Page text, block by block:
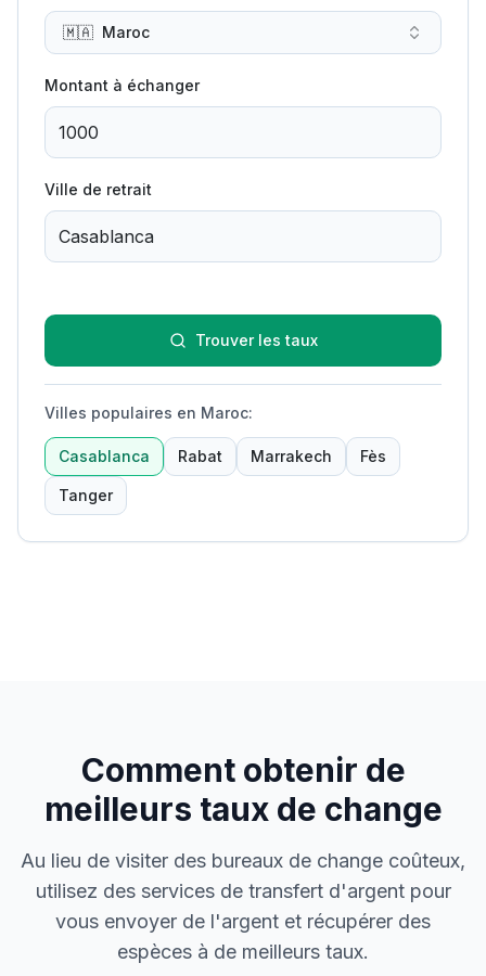
🇲🇦 Maroc
Montant à échanger
Ville de retrait
Trouver les taux
Villes populaires en Maroc:
Casablanca Rabat Marrakech Fès
Tanger
Comment obtenir de
meilleurs taux de change
Au lieu de visiter des bureaux de change coûteux,
utilisez des services de transfert d'argent pour
vous envoyer de l'argent et récupérer des
espèces à de meilleurs taux.